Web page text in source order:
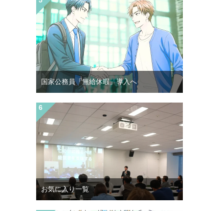
国家公務員「無給休暇」導入へ
お気に入り一覧